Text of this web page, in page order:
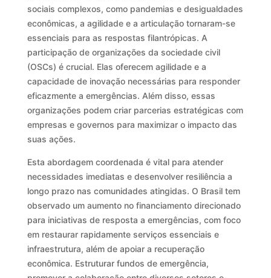
sociais complexos, como pandemias e desigualdades
econômicas, a agilidade e a articulação tornaram-se
essenciais para as respostas filantrópicas. A
participação de organizações da sociedade civil
(OSCs) é crucial. Elas oferecem agilidade e a
capacidade de inovação necessárias para responder
eficazmente a emergências. Além disso, essas
organizações podem criar parcerias estratégicas com
empresas e governos para maximizar o impacto das
suas ações.
Esta abordagem coordenada é vital para atender
necessidades imediatas e desenvolver resiliência a
longo prazo nas comunidades atingidas. O Brasil tem
observado um aumento no financiamento direcionado
para iniciativas de resposta a emergências, com foco
em restaurar rapidamente serviços essenciais e
infraestrutura, além de apoiar a recuperação
econômica. Estruturar fundos de emergência,